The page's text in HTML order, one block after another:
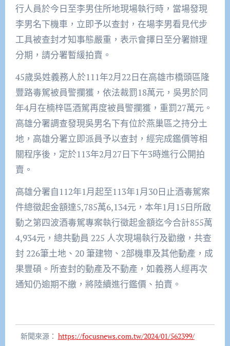
行人員於今日至李男住所地現場執行時，當場發現
李男名下機車，立即予以查封，在場李男看見代步
工具被查封才知事態嚴重，表示會擇日至分署辦理
分期，請分署暫緩拍賣。
45歲吳姓義務人於111年2月22日在高雄市橋頭區隆
豐路毒駕被員警攔獲，依法裁罰18萬元，吳男於同
年4月在楠梓區酒駕再度被員警攔獲，重罰27萬元。
高雄分署調查發現吳男名下有位於燕巢區之持分土
地，高雄分署立即派員予以查封，經完成鑑價等相
關程序後，定於113年2月27日下午3時進行公開拍
賣。
高雄分署自112年1月起至113年1月30日止酒毒駕案
件總徵起金額達5,785萬6,134元，本年1月15日所啟
動之第四波酒毒駕專案執行徵起金額迄今合計855萬
4,934元，總共動員 225 人次現場執行及勸繳，共查
封 226筆土地、20 筆建物、2部機車及其他動產，成
果豐碩。所查封的動產及不動產，如義務人經再次
通知仍逾期不繳，將陸續進行鑑價、拍賣。
新聞來源： https://focusnews.com.tw/2024/01/562399/